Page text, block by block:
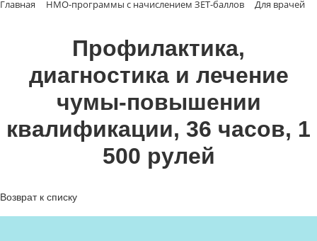
Главная НМО-программы с начислением ЗЕТ-баллов Для врачей
Профилактика,
диагностика и лечение
чумы-повышении
квалификации, 36 часов, 1
500 рулей
Возврат к списку